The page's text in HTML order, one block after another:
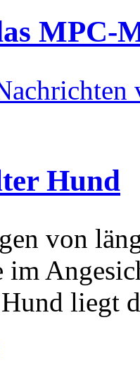
MPC-
Hund
von
liegt